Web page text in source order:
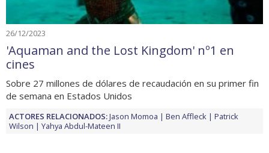
26/12/2023
'Aquaman and the Lost Kingdom' nº1 en
cines
Sobre 27 millones de dólares de recaudación en su primer fin
de semana en Estados Unidos
ACTORES RELACIONADOS:Jason Momoa Ben Affleck
Patrick
Wilson
Yahya Abdul-Mateen II